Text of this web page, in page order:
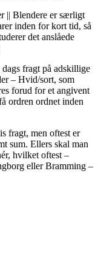
|| Blendere er særligt
inden for kort tid, så
det anslåede
fragt på adskillige
– Hvid/sort, som
forud for et angivent
ordren ordnet inden
fragt, men oftest er
sum. Ellers skal man
hvilket oftest –
eller Bramming –